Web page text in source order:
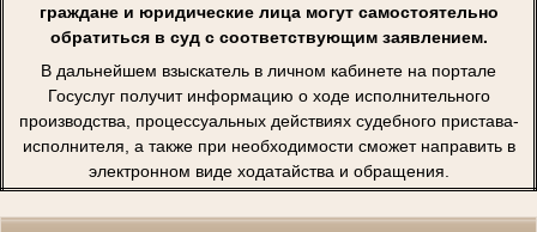
граждане и юридические лица могут самостоятельно
обратиться в суд с соответствующим заявлением.
В дальнейшем взыскатель в личном кабинете на портале
Госуслуг получит информацию о ходе исполнительного
производства, процессуальных действиях судебного пристава-
исполнителя, а также при необходимости сможет направить в
электронном виде ходатайства и обращения.